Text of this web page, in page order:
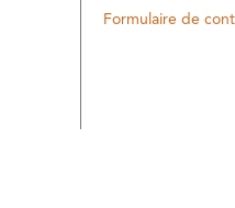
Formulaire de